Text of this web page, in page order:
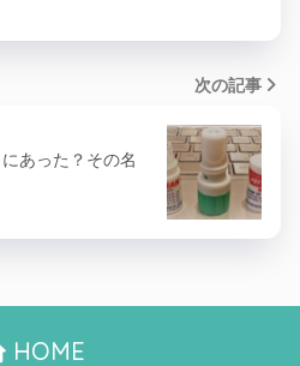
次の記事
あった？その名
HOME